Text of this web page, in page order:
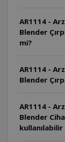
AR1114 -
Blender
mi?
AR1114 -
Blender
AR1114 -
Blender
kullanılabilir